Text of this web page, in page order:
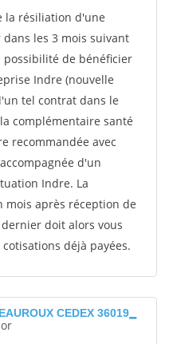
la résiliation d'une
les 3 mois suivant
possibilité de bénéficier
Indre (nouvelle
tel contrat dans le
complémentaire santé
recommandée avec
d'un
Indre. La
après réception de
doit alors vous
déjà payées.
CEDEX 36019